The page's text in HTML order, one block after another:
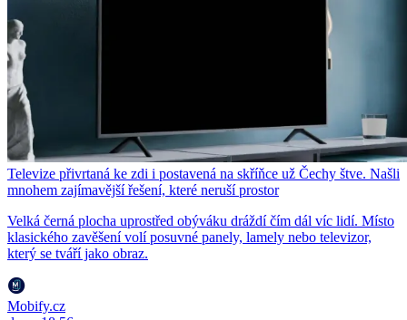
Televize přivrtaná ke zdi i postavená na skříňce už Čechy štve. Našli
mnohem zajímavější řešení, které neruší prostor
Velká černá plocha uprostřed obýváku dráždí čím dál víc lidí. Místo
klasického zavěšení volí posuvné panely, lamely nebo televizor,
který se tváří jako obraz.
Mobify.cz